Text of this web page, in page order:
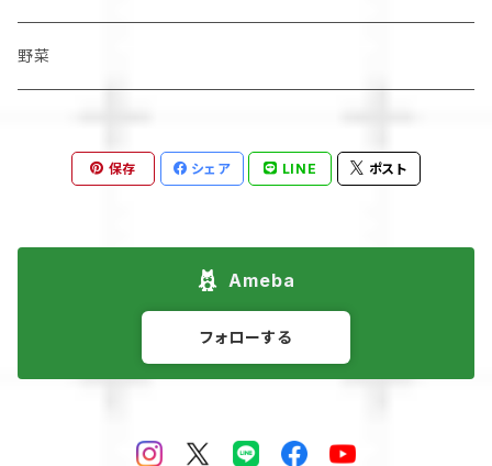
野菜
保存 シェア LINE ポスト
Ameba
フォローする